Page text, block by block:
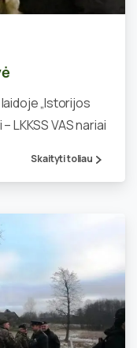
„Istorijos
LKKSS VAS nariai
Skaityti toliau